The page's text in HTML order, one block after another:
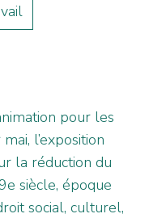
pour les
l’exposition
la réduction du
siècle, époque
social, culturel,